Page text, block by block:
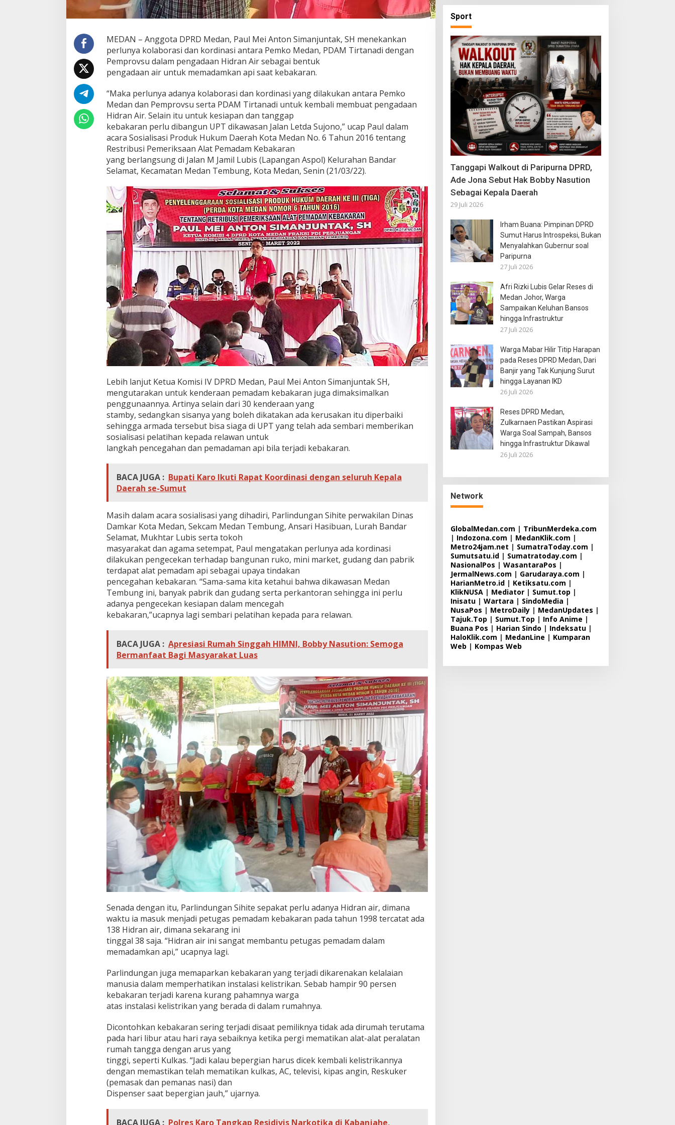
MEDAN – Anggota DPRD Medan, Paul Mei Anton Simanjuntak, SH menekankan
perlunya kolaborasi dan kordinasi antara Pemko Medan, PDAM Tirtanadi dengan
Pemprovsu dalam pengadaan Hidran Air sebagai bentuk
pengadaan air untuk memadamkan api saat kebakaran.
“Maka perlunya adanya kolaborasi dan kordinasi yang dilakukan antara Pemko
Medan dan Pemprovsu serta PDAM Tirtanadi untuk kembali membuat pengadaan
Hidran Air. Selain itu untuk kesiapan dan tanggap
kebakaran perlu dibangun UPT dikawasan Jalan Letda Sujono,” ucap Paul dalam
acara Sosialisasi Produk Hukum Daerah Kota Medan No. 6 Tahun 2016 tentang
Restribusi Pemeriksaan Alat Pemadam Kebakaran
yang berlangsung di Jalan M Jamil Lubis (Lapangan Aspol) Kelurahan Bandar
Selamat, Kecamatan Medan Tembung, Kota Medan, Senin (21/03/22).
Lebih lanjut Ketua Komisi IV DPRD Medan, Paul Mei Anton Simanjuntak SH,
mengutarakan untuk kenderaan pemadam kebakaran juga dimaksimalkan
penggunaannya. Artinya selain dari 30 kenderaan yang
stamby, sedangkan sisanya yang boleh dikatakan ada kerusakan itu diperbaiki
sehingga armada tersebut bisa siaga di UPT yang telah ada sembari memberikan
sosialisasi pelatihan kepada relawan untuk
langkah pencegahan dan pemadaman api bila terjadi kebakaran.
BACA JUGA : Bupati Karo Ikuti Rapat Koordinasi dengan seluruh Kepala
Daerah se-Sumut
Masih dalam acara sosialisasi yang dihadiri, Parlindungan Sihite perwakilan Dinas
Damkar Kota Medan, Sekcam Medan Tembung, Ansari Hasibuan, Lurah Bandar
Selamat, Mukhtar Lubis serta tokoh
masyarakat dan agama setempat, Paul mengatakan perlunya ada kordinasi
dilakukan pengecekan terhadap bangunan ruko, mini market, gudang dan pabrik
terdapat alat pemadam api sebagai upaya tindakan
pencegahan kebakaran. “Sama-sama kita ketahui bahwa dikawasan Medan
Tembung ini, banyak pabrik dan gudang serta perkantoran sehingga ini perlu
adanya pengecekan kesiapan dalam mencegah
kebakaran,”ucapnya lagi sembari pelatihan kepada para relawan.
BACA JUGA : Apresiasi Rumah Singgah HIMNI, Bobby Nasution: Semoga
Bermanfaat Bagi Masyarakat Luas
Senada dengan itu, Parlindungan Sihite sepakat perlu adanya Hidran air, dimana
waktu ia masuk menjadi petugas pemadam kebakaran pada tahun 1998 tercatat ada
138 Hidran air, dimana sekarang ini
tinggal 38 saja. “Hidran air ini sangat membantu petugas pemadam dalam
memadamkan api,” ucapnya lagi.
Parlindungan juga memaparkan kebakaran yang terjadi dikarenakan kelalaian
manusia dalam memperhatikan instalasi kelistrikan. Sebab hampir 90 persen
kebakaran terjadi karena kurang pahamnya warga
atas instalasi kelistrikan yang berada di dalam rumahnya.
Dicontohkan kebakaran sering terjadi disaat pemiliknya tidak ada dirumah terutama
pada hari libur atau hari raya sebaiknya ketika pergi mematikan alat-alat peralatan
rumah tangga dengan arus yang
tinggi, seperti Kulkas. “Jadi kalau bepergian harus dicek kembali kelistrikannya
dengan memastikan telah mematikan kulkas, AC, televisi, kipas angin, Reskuker
(pemasak dan pemanas nasi) dan
Dispenser saat bepergian jauh,” ujarnya.
BACA JUGA : Polres Karo Tangkap Residivis Narkotika di Kabanjahe,
Sport
Tanggapi Walkout di Paripurna DPRD,
Ade Jona Sebut Hak Bobby Nasution
Sebagai Kepala Daerah
29 Juli 2026
Irham Buana: Pimpinan DPRD
Sumut Harus Introspeksi, Bukan
Menyalahkan Gubernur soal
Paripurna
27 Juli 2026
Afri Rizki Lubis Gelar Reses di
Medan Johor, Warga
Sampaikan Keluhan Bansos
hingga Infrastruktur
27 Juli 2026
Warga Mabar Hilir Titip Harapan
pada Reses DPRD Medan, Dari
Banjir yang Tak Kunjung Surut
hingga Layanan IKD
26 Juli 2026
Reses DPRD Medan,
Zulkarnaen Pastikan Aspirasi
Warga Soal Sampah, Bansos
hingga Infrastruktur Dikawal
26 Juli 2026
Network
GlobalMedan.com | TribunMerdeka.com
| Indozona.com | MedanKlik.com |
Metro24jam.net | SumatraToday.com |
Sumutsatu.id| Sumatratoday.com |
NasionalPos | WasantaraPos |
JermalNews.com | Garudaraya.com |
HarianMetro.id| Ketiksatu.com |
KlikNUSA| Mediator| Sumut.top |
Inisatu| Wartara | SindoMedia |
NusaPos | MetroDaily| MedanUpdates |
Tajuk.Top | Sumut.Top | Info Anime |
Buana Pos | Harian Sindo | Indeksatu|
HaloKlik.com | MedanLine | Kumparan
Web | Kompas Web